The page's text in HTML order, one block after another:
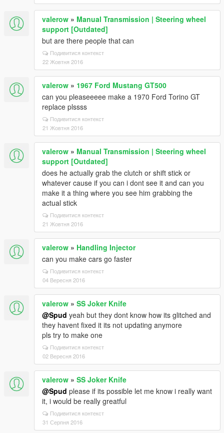
valerow » Manual Transmission | Steering wheel
support [Outdated]
but are there people that can
Подивитися контекст
22 Жовтня 2016
valerow » 1967 Ford Mustang GT500
can you pleaseeeee make a 1970 Ford Torino GT
replace plssss
Подивитися контекст
21 Жовтня 2016
valerow » Manual Transmission | Steering wheel
support [Outdated]
does he actually grab the clutch or shift stick or
whatever cause if you can i dont see it and can you
make it a thing where you see him grabbing the
actual stick
Подивитися контекст
21 Жовтня 2016
valerow » Handling Injector
can you make cars go faster
Подивитися контекст
04 Вересня 2016
valerow » SS Joker Knife
@Spud yeah but they dont know how its glitched and
they havent fixed it its not updating anymore
pls try to make one
Подивитися контекст
02 Вересня 2016
valerow » SS Joker Knife
@Spud please if its possible let me know i really want
it, i would be really greatful
Подивитися контекст
31 Серпня 2016